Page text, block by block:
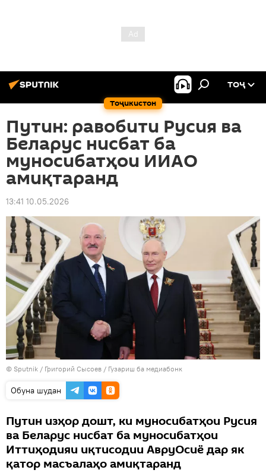
Тоҷикистон
ТОҶ
Путин: равобити Русия ва
Беларус нисбат ба
муносибатҳои ИИАО
амиқтаранд
13:41 10.05.2026
© Sputnik / Григорий Сысоев / Гузариш ба медиабонк
Обуна шудан
Путин изҳор дошт, ки муносибатҳои Русия
ва Беларус нисбат ба муносибатҳои
Иттиҳодияи иқтисодии АвруОсиё дар як
қатор масъалаҳо амиқтаранд